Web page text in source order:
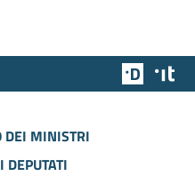
Team
DEI MINISTRI
DEPUTATI